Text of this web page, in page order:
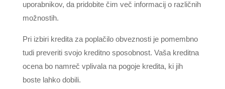
uporabnikov, da pridobite čim več informacij o različnih
možnostih.
Pri izbiri kredita za poplačilo obveznosti je pomembno
tudi preveriti svojo kreditno sposobnost. Vaša kreditna
ocena bo namreč vplivala na pogoje kredita, ki jih
boste lahko dobili.